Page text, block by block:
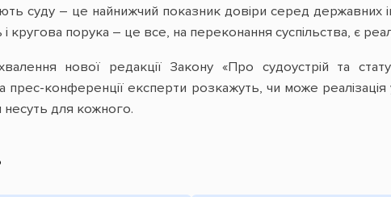
суду – це найнижчий показник довіри серед державних
кругова порука – це все, на переконання суспільства, є
нової редакції Закону «Про судоустрій та
конференції експерти розкажуть, чи може
несуть для кожного.